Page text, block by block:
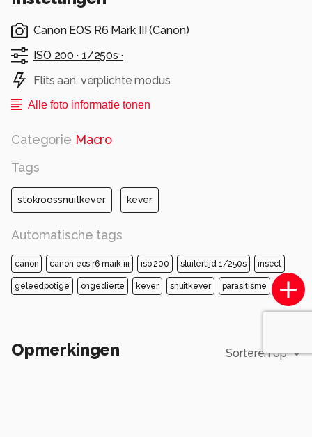
Canon EOS R6 Mark III (Canon)
ISO 200 · 1/250s ·
Flits aan, verplichte modus
Alle foto informatie tonen
Categorie Macro
Tags
stokroossnuitkever kever
Automatische tags
canon canon eos r6 mark iii iso 200 sluitertijd 1/250s insect
geleedpotige ongedierte kever snuitkever parasitisme
Opmerkingen Sorteren op